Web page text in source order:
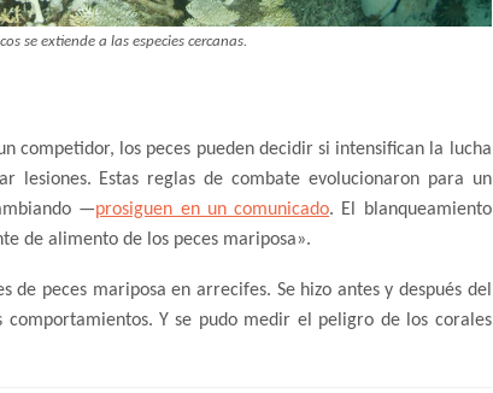
se extiende a las especies cercanas.
competidor, los peces pueden decidir si intensifican la lucha
Estas reglas de combate evolucionaron para un
—prosiguen en un comunicado. El blanqueamiento
de alimento de los peces mariposa».
de peces mariposa en arrecifes. Se hizo antes y después del
Y se pudo medir el peligro de los corales